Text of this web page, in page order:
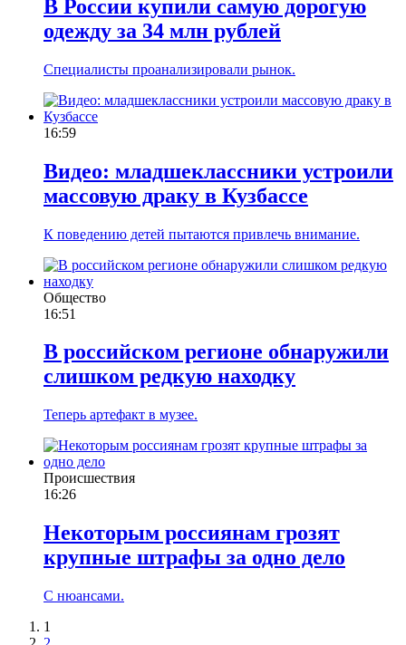
В России купили самую дорогую
одежду за 34 млн рублей
Специалисты проанализировали рынок.
16:59
Видео: младшеклассники устроили
массовую драку в Кузбассе
К поведению детей пытаются привлечь внимание.
Общество
16:51
В российском регионе обнаружили
слишком редкую находку
Теперь артефакт в музее.
Происшествия
16:26
Некоторым россиянам грозят
крупные штрафы за одно дело
С нюансами.
1